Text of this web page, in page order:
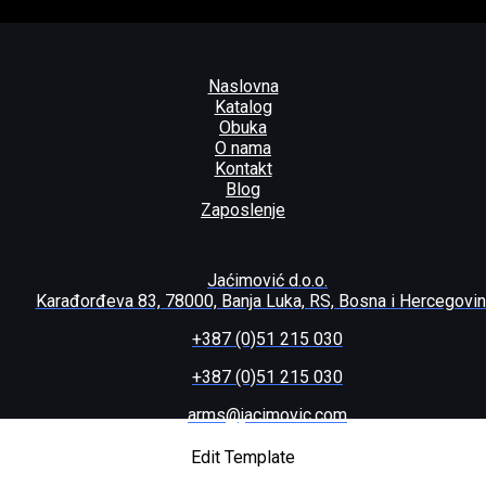
Naslovna
Katalog
Obuka
O nama
Kontakt
Blog
Zaposlenje
Jaćimović d.o.o.
Karađorđeva 83, 78000, Banja Luka, RS, Bosna i
+387 (0)51 215 030
+387 (0)51 215 030
arms@jacimovic.com
Edit Template